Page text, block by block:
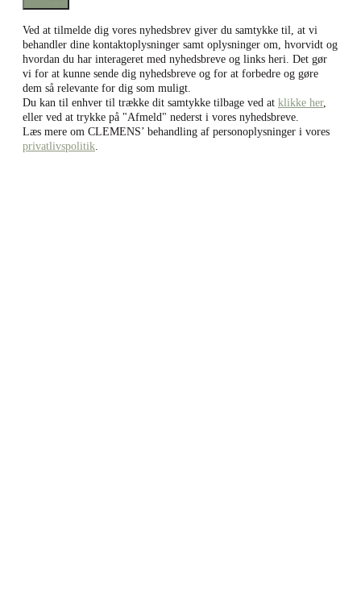
Ved at tilmelde dig vores nyhedsbrev giver du samtykke til, at vi
behandler dine kontaktoplysninger samt oplysninger om, hvorvidt og
hvordan du har interageret med nyhedsbreve og links heri. Det gør
vi for at kunne sende dig nyhedsbreve og for at forbedre og gøre
dem så relevante for dig som muligt.
Du kan til enhver til trække dit samtykke tilbage ved at klikke her,
eller ved at trykke på "Afmeld" nederst i vores nyhedsbreve.
Læs mere om CLEMENS’ behandling af personoplysninger i vores
privatlivspolitik.